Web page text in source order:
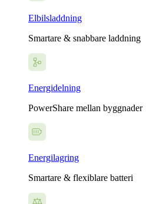
Elbilsladdning
Smartare & snabbare laddning
Energidelning
PowerShare mellan byggnader
Energilagring
Smartare & flexiblare batteri